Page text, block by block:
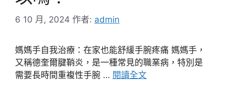
6 10 月, 2024 作者: admin
媽媽手自我治療：在家也能舒緩手腕疼痛 媽媽手，
又稱德奎爾腱鞘炎，是一種常見的職業病，特別是
需要長時間重複性手腕 … 閱讀全文